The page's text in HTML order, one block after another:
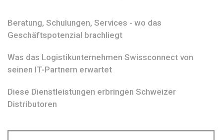
Beratung, Schulungen, Services - wo das
Geschäftspotenzial brachliegt
Was das Logistikunternehmen Swissconnect von
seinen IT-Partnern erwartet
Diese Dienstleistungen erbringen Schweizer
Distributoren